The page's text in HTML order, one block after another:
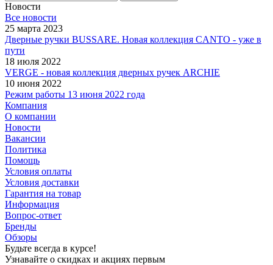
Новости
Все новости
25 марта 2023
Дверные ручки BUSSARE. Новая коллекция CANTO - уже в
пути
18 июля 2022
VERGE - новая коллекция дверных ручек ARCHIE
10 июня 2022
Режим работы 13 июня 2022 года
Компания
О компании
Новости
Вакансии
Политика
Помощь
Условия оплаты
Условия доставки
Гарантия на товар
Информация
Вопрос-ответ
Бренды
Обзоры
Будьте всегда в курсе!
Узнавайте о скидках и акциях первым